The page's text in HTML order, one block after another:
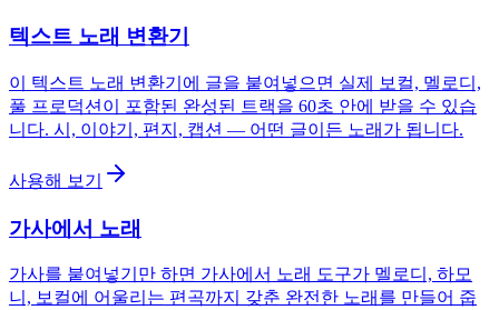
텍스트 노래 변환기
이 텍스트 노래 변환기에 글을 붙여넣으면 실제 보컬, 멜로디,
풀 프로덕션이 포함된 완성된 트랙을 60초 안에 받을 수 있습
니다. 시, 이야기, 편지, 캡션 — 어떤 글이든 노래가 됩니다.
사용해 보기
가사에서 노래
가사를 붙여넣기만 하면 가사에서 노래 도구가 멜로디, 하모
니, 보컬에 어울리는 편곡까지 갖춘 완전한 노래를 만들어 줍